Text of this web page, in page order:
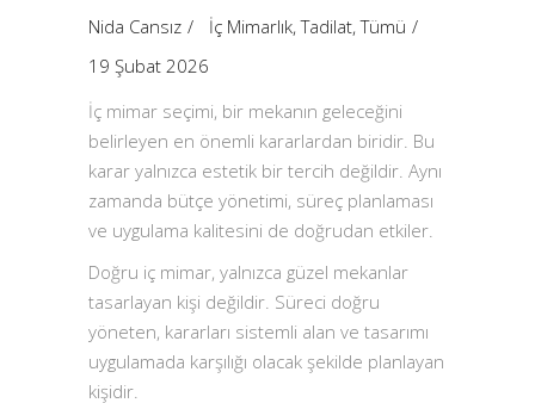
Nida Cansız İç Mimarlık,Tadilat,Tümü
19 Şubat 2026
İç mimar seçimi, bir mekanın geleceğini
belirleyen en önemli kararlardan biridir. Bu
karar yalnızca estetik bir tercih değildir. Aynı
zamanda bütçe yönetimi, süreç planlaması
ve uygulama kalitesini de doğrudan etkiler.
Doğru iç mimar, yalnızca güzel mekanlar
tasarlayan kişi değildir. Süreci doğru
yöneten, kararları sistemli alan ve tasarımı
uygulamada karşılığı olacak şekilde planlayan
kişidir.